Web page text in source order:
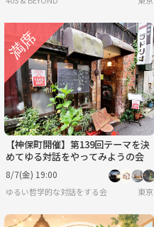
【神保町開催】第139回テーマを決
めてゆる対話をやってみようの会
8/7(金) 19:00
ゆるい哲学的な対話をする会 東京